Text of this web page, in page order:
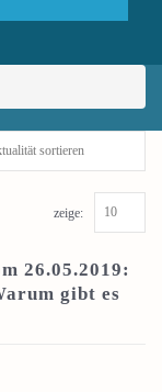
zeige:
26.05.2019:
gibt es